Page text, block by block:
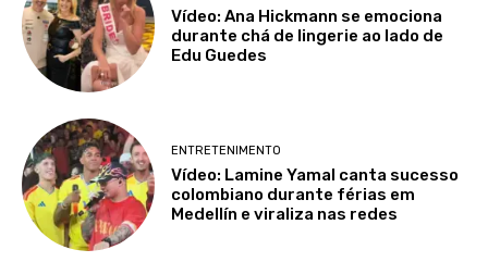
Vídeo: Ana Hickmann se emociona
durante chá de lingerie ao lado de
Edu Guedes
ENTRETENIMENTO
Vídeo: Lamine Yamal canta sucesso
colombiano durante férias em
Medellín e viraliza nas redes